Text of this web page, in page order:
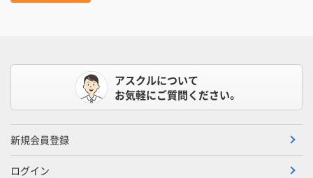
アスクルについて
お気軽にご質問ください。
新規会員登録
ログイン